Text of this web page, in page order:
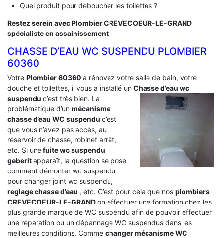
Quel produit pour déboucher les toilettes ?
Restez serein avec Plombier CREVECOEUR-LE-GRAND
spécialiste en assainissement
CHASSE D’EAU WC SUSPENDU PLOMBIER
60360
Votre Plombier 60360 a rénovez votre salle de bain, votre
douche et toilettes, il vous a installé unChasse d’eau wc
suspendu c’est très bien. La
problématique d’un mécanisme
chasse d’eau WC suspendu c’est
que vous n’avez pas accès, au
réservoir de chasse, robinet arrêt,
etc. Si unefuite wc suspendu
geberitapparaît, la question se pose
comment démonter wc suspendu
pour changer joint wc suspendu,
reglage chasse d’eau , etc. C’est pour cela que nos plombiers
CREVECOEUR-LE-GRANDon effectuer une formation chez les
plus grande marque de WC suspendu afin de pouvoir effectuer
une réparation ou un dépannage WC suspendus dans les
meilleures conditions. Comme changer mécanisme WC